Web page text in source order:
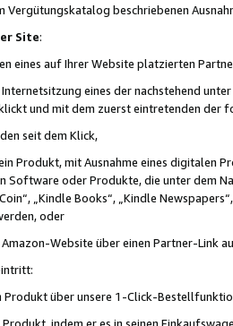
Vergütungskatalog beschriebenen
Site:
eines auf Ihrer Website platzierten
eines der nachstehend
und mit dem zuerst eintretenden der
seit dem Klick,
Produkt, mit Ausnahme eines digitalen
Software oder Produkte, die unter dem
„Kindle Books“, „Kindle
oder
Website über einen Partner-Link
über unsere 1-Click-
indem er es in seinen